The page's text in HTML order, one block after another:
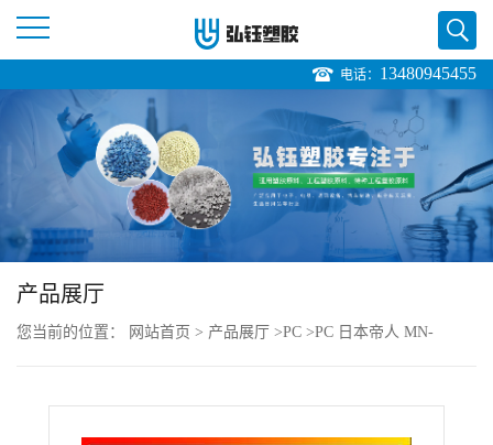
页
公
电话： 13480945455
产品展厅
您当前的位置： 网站首页 > 产品展厅 >PC >PC 日本帝人 MN-